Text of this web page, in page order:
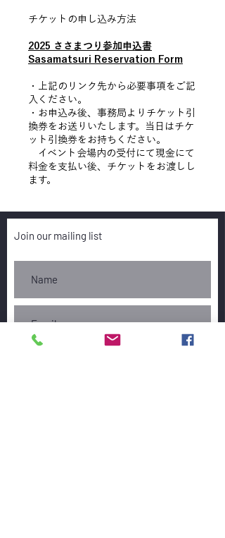
チケットの申し込み方法
2025 ささまつり参加申込書
Sasamatsuri Reservation Form
​・上記のリンク先から必要事項をご記
入ください。
​​・ お申込み後、事務局よりチケット引
換券をお送りいたします。当日はチケ
ット引換券をお持ちください。
イベント会場内の受付にて現金にて
料金を支払い後、チケットをお渡しし
ます。​
Join our mailing list